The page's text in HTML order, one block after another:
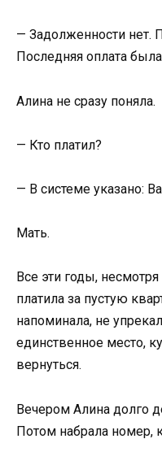
— Задолженности нет.
Последняя оплата
Алина не сразу поняла.
— Кто платил?
— В системе указано:
Мать.
Все эти годы,
платила за пустую
напоминала, не
единственное место,
вернуться.
Вечером Алина долго
Потом набрала номер,